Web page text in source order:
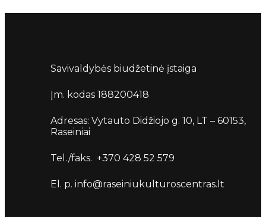
Savivaldybės biudžetinė įstaiga
Įm. kodas 188200418
Adresas: Vytauto Didžiojo g. 10, LT – 60153,
Raseiniai
Tel./faks. +370 428 52 579
El. p. info@raseiniukulturoscentras.lt